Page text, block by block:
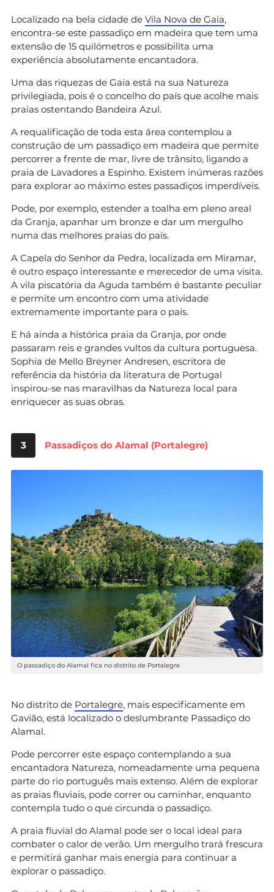
Localizado na bela cidade de Vila Nova de Gaia,
encontra-se este passadiço em madeira que tem uma
extensão de 15 quilómetros e possibilita uma
experiência absolutamente encantadora.
Uma das riquezas de Gaia está na sua Natureza
privilegiada, pois é o concelho do país que acolhe mais
praias ostentando Bandeira Azul.
A requalificação de toda esta área contemplou a
construção de um passadiço em madeira que permite
percorrer a frente de mar, livre de trânsito, ligando a
praia de Lavadores a Espinho. Existem inúmeras razões
para explorar ao máximo estes passadiços imperdíveis.
Pode, por exemplo, estender a toalha em pleno areal
da Granja, apanhar um bronze e dar um mergulho
numa das melhores praias do país.
A Capela do Senhor da Pedra, localizada em Miramar,
é outro espaço interessante e merecedor de uma visita.
A vila piscatória da Aguda também é bastante peculiar
e permite um encontro com uma atividade
extremamente importante para o país.
E há ainda a histórica praia da Granja, por onde
passaram reis e grandes vultos da cultura portuguesa.
Sophia de Mello Breyner Andresen, escritora de
referência da história da literatura de Portugal
inspirou-se nas maravilhas da Natureza local para
enriquecer as suas obras.
3 Passadiços do Alamal (Portalegre)
O passadiço do Alamal fica no distrito de Portalegre
No distrito de Portalegre, mais especificamente em
Gavião, está localizado o deslumbrante Passadiço do
Alamal.
Pode percorrer este espaço contemplando a sua
encantadora Natureza, nomeadamente uma pequena
parte do rio português mais extenso. Além de explorar
as praias fluviais, pode correr ou caminhar, enquanto
contempla tudo o que circunda o passadiço.
A praia fluvial do Alamal pode ser o local ideal para
combater o calor de verão. Um mergulho trará frescura
e permitirá ganhar mais energia para continuar a
explorar o passadiço.